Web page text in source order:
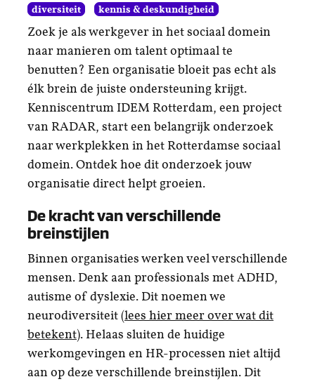
diversiteit kennis & deskundigheid
Zoek je als werkgever in het sociaal domein
naar manieren om talent optimaal te
benutten? Een organisatie bloeit pas echt als
élk brein de juiste ondersteuning krijgt.
Kenniscentrum IDEM Rotterdam, een project
van RADAR, start een belangrijk onderzoek
naar werkplekken in het Rotterdamse sociaal
domein. Ontdek hoe dit onderzoek jouw
organisatie direct helpt groeien.
De kracht van verschillende
breinstijlen
Binnen organisaties werken veel verschillende
mensen. Denk aan professionals met ADHD,
autisme of dyslexie. Dit noemen we
neurodiversiteit (lees hier meer over wat dit
betekent). Helaas sluiten de huidige
werkomgevingen en HR-processen niet altijd
aan op deze verschillende breinstijlen. Dit